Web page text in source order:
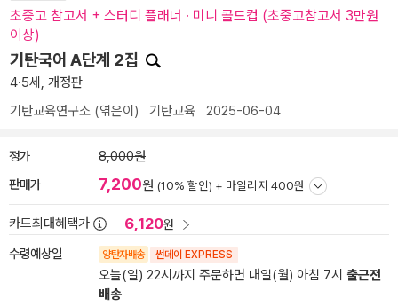
초중고 참고서 + 스터디 플래너 · 미니 콜드컵 (초중고참고서 3만원
이상)
기탄국어 A단계 2집
4·5세, 개정판
기탄교육연구소 (엮은이) 기탄교육 2025-06-04
정가 8,000원
판매가 7,200원 (10% 할인) + 마일리지 400원
카드최대혜택가 6,120원
수령예상일 양탄자배송 썬데이 EXPRESS
오늘(일) 22시까지 주문하면 내일(월) 아침 7시 출근전
배송